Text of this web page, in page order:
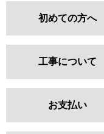
初めての方へ
工事について
お支払い